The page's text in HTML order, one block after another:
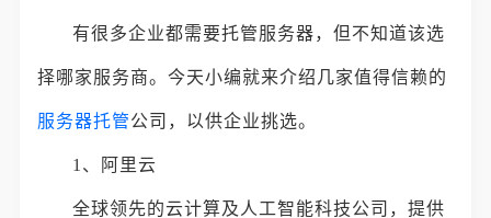
有很多企业都需要托管服务器，但不知道该选
择哪家服务商。今天小编就来介绍几家值得信赖的
服务器托管公司，以供企业挑选。
1、阿里云
全球领先的云计算及人工智能科技公司，提供